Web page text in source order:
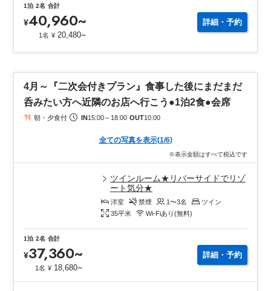
1泊 2名 合計
¥40,960~
1名 ¥ 20,480~
詳細・予約
4月～『二次会付きプラン』食事した後にまだまだ
呑みたい方へ近隣のお店へ行こう●1泊2食●会席
朝・夕食付 IN15:00～ 18:00 OUT10:00
全ての写真を表示(1/6)
※表示金額はすべて税込です
ツインルーム★リバーサイドでリゾ
ート気分★
洋室 禁煙 1〜3名
ツイン
35平米 Wi-Fiあり(無料)
1泊 2名 合計
¥37,360~
1名 ¥ 18,680~
詳細・予約